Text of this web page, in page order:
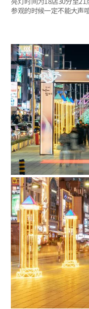
参观的时候一定不能大声喧